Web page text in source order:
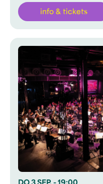
info & tickets